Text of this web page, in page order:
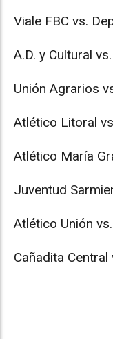
Viale FBC vs.
A.D. y Cultural
Unión Agrarios
Atlético Litoral
Atlético María
Juventud
Atlético Unión
Cañadita